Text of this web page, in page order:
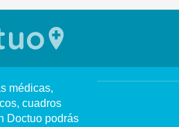
médicas,
cuadros
Doctuo podrás